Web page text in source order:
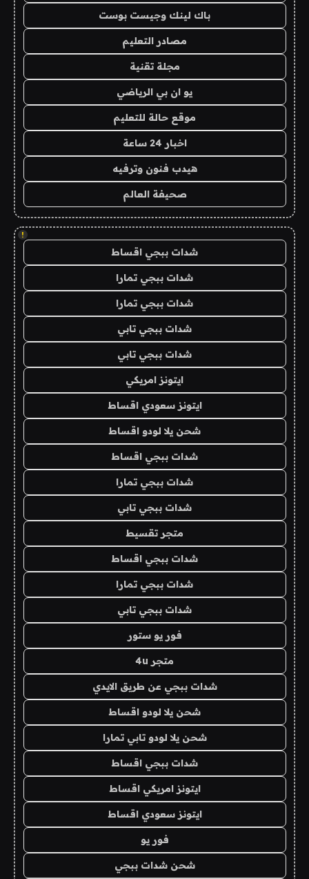
باك لينك وجيست بوست
مصادر التعليم
مجلة تقنية
يو ان بي الرياضي
موقع حالة للتعليم
اخبار 24 ساعة
هيدب فنون وترفيه
صحيفة العالم
!
شدات ببجي اقساط
شدات ببجي تمارا
شدات ببجي تمارا
شدات ببجي تابي
شدات ببجي تابي
ايتونز امريكي
ايتونز سعودي اقساط
شحن يلا لودو اقساط
شدات ببجي اقساط
شدات ببجي تمارا
شدات ببجي تابي
متجر تقسيط
شدات ببجي اقساط
شدات ببجي تمارا
شدات ببجي تابي
فور يو ستور
متجر 4u
شدات ببجي عن طريق الايدي
شحن يلا لودو اقساط
شحن يلا لودو تابي تمارا
شدات ببجي اقساط
ايتونز امريكي اقساط
ايتونز سعودي اقساط
فور يو
شحن شدات ببجي